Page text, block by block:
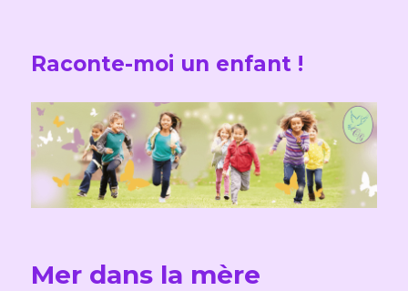
Raconte-moi un enfant !
Mer dans la mère